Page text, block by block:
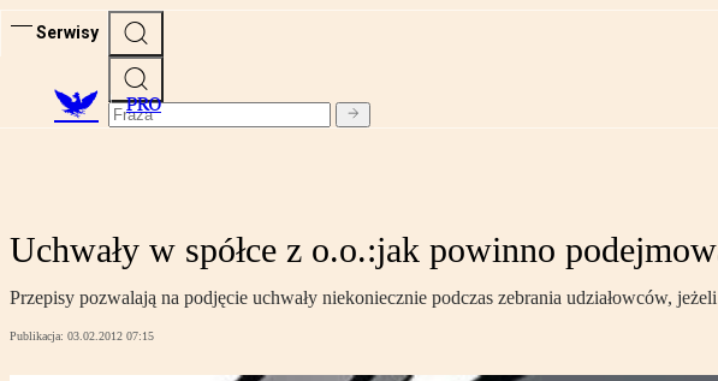
Serwisy
PRO
Uchwały w spółce z o.o.:jak powinno
Przepisy pozwalają na podjęcie uchwały niekoniecznie podczas zebrania udziałowców,
Publikacja: 03.02.2012 07:15